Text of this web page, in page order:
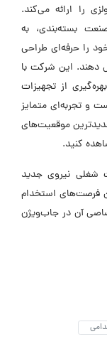
را ارائه می‌کند.
بسته‌بندی، به
را حرفه‌ای طراحی
دهند. این شرکت با
از تجهیزات
و تجربه‌ای متمایز
موقعیت‌های
کنید.
حاضر در ۸ موقعیت شغلی نیروی جدید
فرصت‌های استخدام
آن در جاب‌ویژن